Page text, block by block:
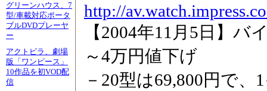
グリーンハウス、7
型/車載対応ポータ
ブルDVDプレーヤ
ー
アクトビラ、劇場
版「ワンピース」
10作品を初VOD配
信
http://
【2004年11月5日】
～4万円値下げ
－20型は69,800円で、